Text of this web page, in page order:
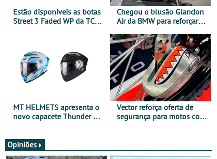
Estão disponíveis as botas
Street 3 Faded WP da TCX
Chegou o blusão Glandon
Air da BMW para reforçar
verão
MT HELMETS apresenta o
novo capacete Thunder 4 R
Vector reforça oferta de
segurança para motos com
Opiniões